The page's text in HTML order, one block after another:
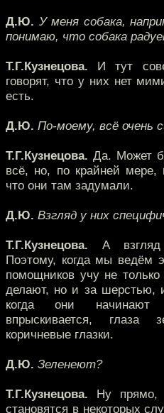
Д.Ю. У меня собака,
понимаю, что собака
Т.Г.Кузнецова. И тут
говорят, что у них нет
есть.
Д.Ю. По-моему, всё очень
Т.Г.Кузнецова. Да. Может
всё, но, по крайней
что они там задумали.
Д.Ю. Взгляд у них
Т.Г.Кузнецова. А взгляд
Поэтому, когда мы ведём
помощников учу не
делают, но и за шерстью,
когда они начинают
впрыскивается,
коричневые глазки.
Д.Ю. Зеленеют?
Т.Г.Кузнецова. Ну прямо,
становятся в некоторых